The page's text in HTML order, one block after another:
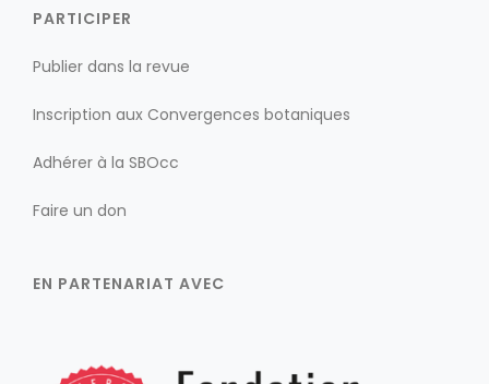
PARTICIPER
Publier dans la revue
Inscription aux Convergences botaniques
Adhérer à la SBOcc
Faire un don
EN PARTENARIAT AVEC